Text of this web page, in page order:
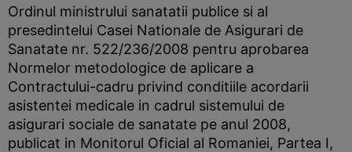
Ordinul ministrului sanatatii publice si al
presedintelui Casei Nationale de Asigurari de
Sanatate nr. 522/236/2008 pentru aprobarea
Normelor metodologice de aplicare a
Contractului-cadru privind conditiile acordarii
asistentei medicale in cadrul sistemului de
asigurari sociale de sanatate pe anul 2008,
publicat in Monitorul Oficial al Romaniei, Partea I,